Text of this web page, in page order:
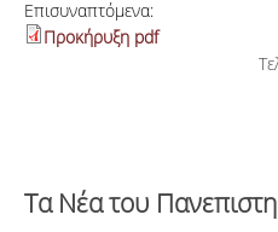
Επισυναπτόμενα:
Προκήρυξη pdf
Τα Νέα του